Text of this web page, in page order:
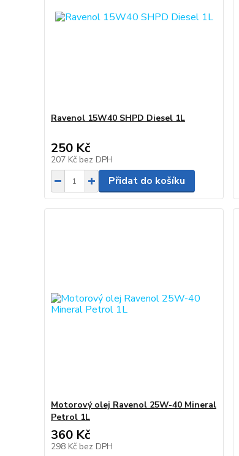
Ravenol 15W40 SHPD Diesel 1L
250 Kč
207 Kč bez DPH
Přidat do košíku
Motorový olej Ravenol 25W-40 Mineral
Petrol 1L
360 Kč
298 Kč bez DPH